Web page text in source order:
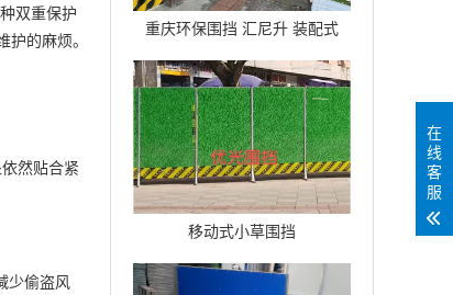
重庆环保围挡 汇尼升 装配式
B2围挡生产厂家
移动式小草围挡
双重保护
的麻烦。
然贴合紧
少偷盗风
在
线
客
服